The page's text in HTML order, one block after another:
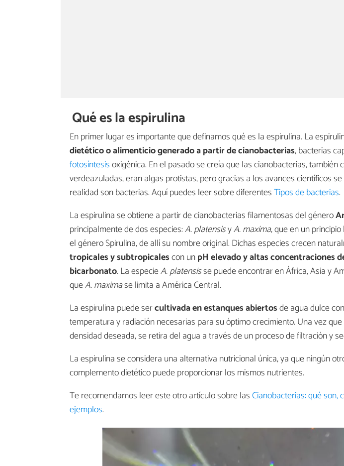
Qué es la espirulina
En primer lugar es importante que definamos qué es la espirulina. La
dietético o alimenticio generado a partir de cianobacterias, bacterias
fotosíntesisoxigénica. En el pasado se creía que las cianobacterias, también
verdeazuladas, eran algas protistas, pero gracias a los avances científicos
realidad son bacterias. Aquí puedes leer sobre diferentesTipos de bacterias.
La espirulina se obtiene a partir de cianobacterias filamentosas del género
principalmente de dos especies:A. platensisyA. maxima, que en un
el género Spirulina, de allí su nombre original. Dichas especies crecen
tropicales y subtropicalescon unpH elevado y altas concentraciones
bicarbonato. La especieA. platensisse puede encontrar en África, Asia y
queA. maximase limita a América Central.
La espirulina puede sercultivada en estanques abiertosde agua dulce
temperatura y radiación necesarias para su óptimo crecimiento. Una vez
densidad deseada, se retira del agua a través de un proceso de filtración y
La espirulina se considera una alternativa nutricional única, ya que ningún
complemento dietético puede proporcionar los mismos nutrientes.
Te recomendamos leer este otro artículo sobre lasCianobacterias: qué son,
ejemplos.